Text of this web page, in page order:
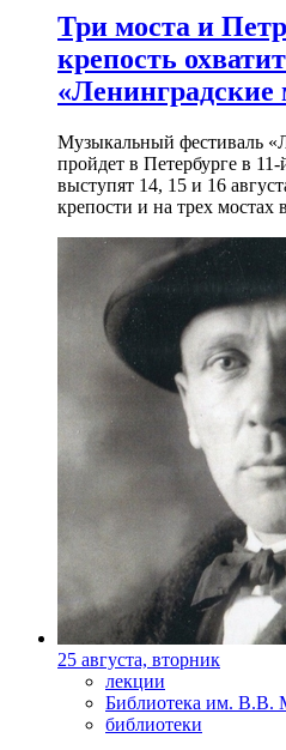
Три моста и
крепость
«Ленинградские
Музыкальный фестиваль
пройдет в Петербурге в
выступят 14, 15 и 16
крепости и на трех
25 августа, вторник
лекции
Библиотека им. В.В.
библиотеки